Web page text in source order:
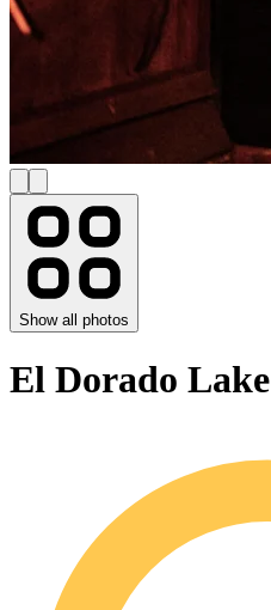
Show all photos
El Dorado Lake